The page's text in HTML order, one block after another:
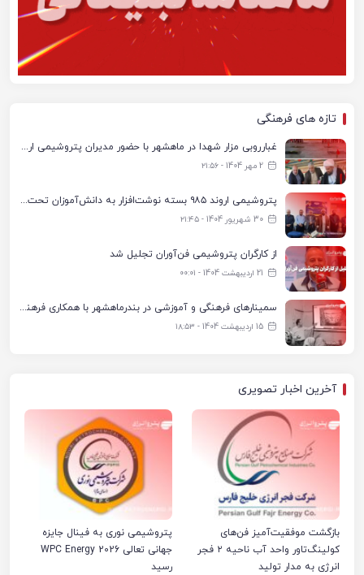
تازه های فرهنگی
غبارروبی مزار شهدا در ماهشهر با حضور مدیران پتروشیمی اروند و مسئولان شهری
2 مهر 1404 - ۲۱:۵۶
پتروشیمی اروند ۹۸۵ بسته نوشت‌افزار به دانش‌آموزان تحت پوشش کمیته امداد بندرماهشهر اهدا کرد
30 شهریور 1404 - ۲۱:۴۵
از کارگران پتروشیمی فن‌آوران تجلیل شد
21 اردیبهشت 1404 - ۰۰:۰۱
سمینارهای فرهنگی و آموزشی در بندرماهشهر با همکاری فرهنگ‌سرای پتروشیمی مارون
15 اردیبهشت 1404 - ۱۸:۵۳
آخرین اخبار تصویری
بازگشت موفقیت‌آمیز فن‌های
کولینگ‌تاور واحد آب ناحیه ۲ فجر
انرژی به مدار تولید
پتروشیمی نوری به فینال جایزه
جهانی تعالی WPC Energy 2026
رسید